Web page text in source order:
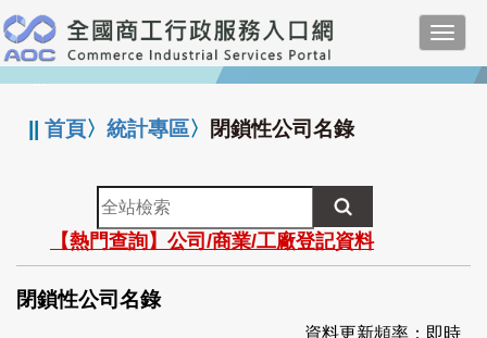
跳
到
主
要
:::
||首頁〉統計專區〉 閉鎖性公司名錄
全
站
檢
索
【熱門查詢】公司/商業/工廠登記資料
閉鎖性公司名錄
資料更新頻率：即時